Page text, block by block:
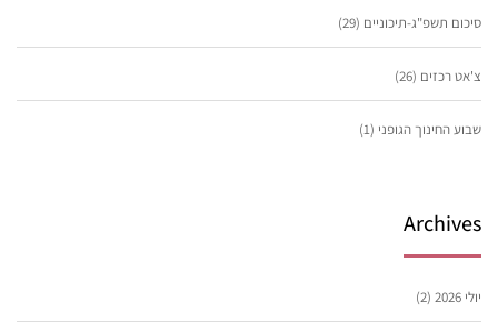
סיכום תשפ"ג-תיכוניים (29)
צ'אט רכזים (26)
שבוע החינוך הגופני (1)
Archives
יולי 2026 (2)